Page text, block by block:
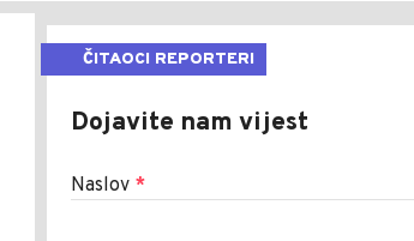
ČITAOCI REPORTERI
Dojavite nam vijest
Naslov *